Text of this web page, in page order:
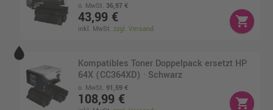
o. MwSt. 36,97 €
43,99 €
inkl. MwSt.zzgl. Versand
shopping_cart
Kompatibles Toner Doppelpack ersetzt HP
64X (CC364XD) · Schwarz
o. MwSt.91,59 €
108,99 € shopping_cart